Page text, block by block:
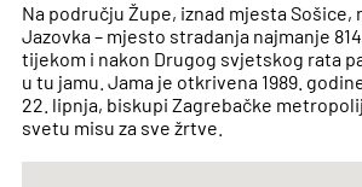
Na području Župe, iznad mjesta Sošice,
Jazovka – mjesto stradanja najmanje
tijekom i nakon Drugog svjetskog rata
u tu jamu. Jama je otkrivena 1989.
22. lipnja, biskupi Zagrebačke
svetu misu za sve žrtve.